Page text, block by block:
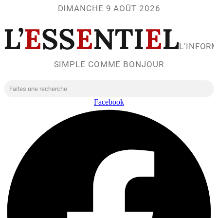
DIMANCHE 9 AOÛT 2026
L’ESSENTIEL
SIMPLE COMME BONJOUR
Facebook